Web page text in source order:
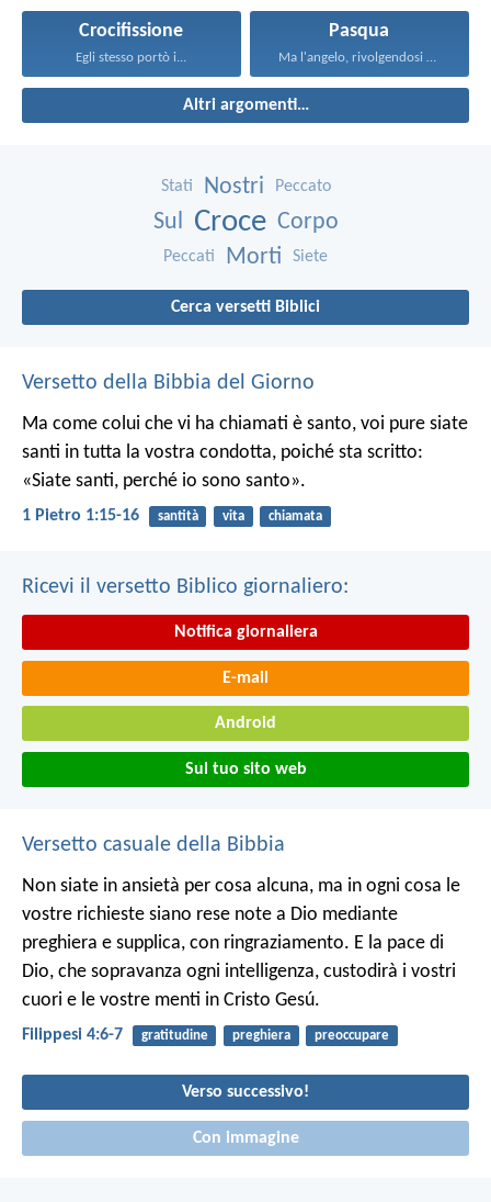
Crocifissione
Egli stesso portò i...
Pasqua
Ma l'angelo, rivolgendosi alle...
Altri argomenti…
Stati Nostri Peccato
Sul Croce Corpo
Peccati Morti Siete
Cerca versetti Biblici
Versetto della Bibbia del Giorno
Ma come colui che vi ha chiamati è santo, voi pure siate
santi in tutta la vostra condotta, poiché sta scritto:
«Siate santi, perché io sono santo».
1 Pietro 1:15-16 santità vita chiamata
Ricevi il versetto Biblico giornaliero:
Notifica giornaliera
E-mail
Android
Sul tuo sito web
Versetto casuale della Bibbia
Non siate in ansietà per cosa alcuna, ma in ogni cosa le
vostre richieste siano rese note a Dio mediante
preghiera e supplica, con ringraziamento. E la pace di
Dio, che sopravanza ogni intelligenza, custodirà i vostri
cuori e le vostre menti in Cristo Gesú.
Filippesi 4:6-7 gratitudine preghiera preoccupare
Verso successivo!
Con immagine